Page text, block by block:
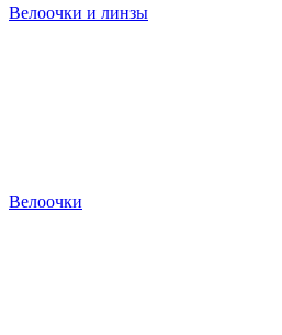
Велоочки и линзы
Велоочки